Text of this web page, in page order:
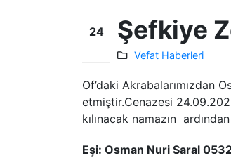
24 Şefkiye
Vefat Haberleri
Of’daki Akrabalarımızdan
etmiştir.Cenazesi
kılınacak namazın
Eşi: Osman Nuri Saral